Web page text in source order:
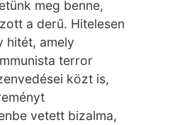
meg benne,
a derű. Hitelesen
hitét, amely
terror
közt is,
vetett bizalma,